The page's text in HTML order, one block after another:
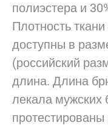
полиэстера и
Плотность
доступны в
(российский
длина. Длина
лекала мужских